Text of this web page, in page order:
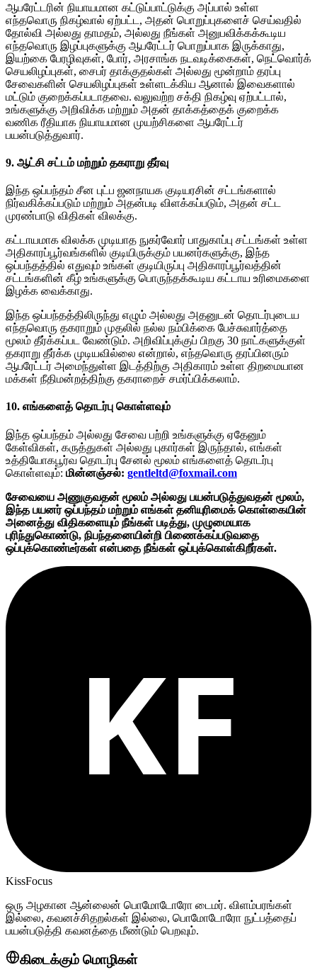
ஆபரேட்டரின் நியாயமான கட்டுப்பாட்டுக்கு அப்பால் உள்ள
எந்தவொரு நிகழ்வால் ஏற்பட்ட, அதன் பொறுப்புகளைச் செய்வதில்
தோல்வி அல்லது தாமதம், அல்லது நீங்கள் அனுபவிக்கக்கூடிய
எந்தவொரு இழப்புகளுக்கு ஆபரேட்டர் பொறுப்பாக இருக்காது,
இயற்கை பேரழிவுகள், போர், அரசாங்க நடவடிக்கைகள், நெட்வொர்க்
செயலிழப்புகள், சைபர் தாக்குதல்கள் அல்லது மூன்றாம் தரப்பு
சேவைகளின் செயலிழப்புகள் உள்ளடக்கிய ஆனால் இவைகளால்
மட்டும் குறைக்கப்படாதவை. வலுவற்ற சக்தி நிகழ்வு ஏற்பட்டால்,
உங்களுக்கு அறிவிக்க மற்றும் அதன் தாக்கத்தைக் குறைக்க
வணிக ரீதியாக நியாயமான முயற்சிகளை ஆபரேட்டர்
பயன்படுத்துவார்.
9. ஆட்சி சட்டம் மற்றும் தகராறு தீர்வு
இந்த ஒப்பந்தம் சீன புட்ப ஜனநாயக குடியரசின் சட்டங்களால்
நிர்வகிக்கப்படும் மற்றும் அதன்படி விளக்கப்படும், அதன் சட்ட
முரண்பாடு விதிகள் விலக்கு.
கட்டாயமாக விலக்க முடியாத நுகர்வோர் பாதுகாப்பு சட்டங்கள் உள்ள
அதிகாரப்பூர்வங்களில் குடியிருக்கும் பயனர்களுக்கு, இந்த
ஒப்பந்தத்தில் எதுவும் உங்கள் குடியிருப்பு அதிகாரப்பூர்வத்தின்
சட்டங்களின் கீழ் உங்களுக்கு பொருந்தக்கூடிய கட்டாய உரிமைகளை
இழக்க வைக்காது.
இந்த ஒப்பந்தத்திலிருந்து எழும் அல்லது அதனுடன் தொடர்புடைய
எந்தவொரு தகராறும் முதலில் நல்ல நம்பிக்கை பேச்சுவார்த்தை
மூலம் தீர்க்கப்பட வேண்டும். அறிவிப்புக்குப் பிறகு 30 நாட்களுக்குள்
தகராறு தீர்க்க முடியவில்லை என்றால், எந்தவொரு தரப்பினரும்
ஆபரேட்டர் அமைந்துள்ள இடத்திற்கு அதிகாரம் உள்ள திறமையான
மக்கள் நீதிமன்றத்திற்கு தகராறைச் சமர்ப்பிக்கலாம்.
10. எங்களைத் தொடர்பு கொள்ளவும்
இந்த ஒப்பந்தம் அல்லது சேவை பற்றி உங்களுக்கு ஏதேனும்
கேள்விகள், கருத்துகள் அல்லது புகார்கள் இருந்தால், எங்கள்
உத்தியோகபூர்வ தொடர்பு சேனல் மூலம் எங்களைத் தொடர்பு
கொள்ளவும்: மின்னஞ்சல்: gentleltd@foxmail.com
சேவையை அணுகுவதன் மூலம் அல்லது பயன்படுத்துவதன் மூலம்,
இந்த பயனர் ஒப்பந்தம் மற்றும் எங்கள் தனியுரிமைக் கொள்கையின்
அனைத்து விதிகளையும் நீங்கள் படித்து, முழுமையாக
புரிந்துகொண்டு, நிபந்தனையின்றி பிணைக்கப்படுவதை
ஒப்புக்கொண்டீர்கள் என்பதை நீங்கள் ஒப்புக்கொள்கிறீர்கள்.
KissFocus
ஒரு அழகான ஆன்லைன் பொமோடோரோ டைமர். விளம்பரங்கள்
இல்லை, கவனச்சிதறல்கள் இல்லை, பொமோடோரோ நுட்பத்தைப்
பயன்படுத்தி கவனத்தை மீண்டும் பெறவும்.
கிடைக்கும் மொழிகள்